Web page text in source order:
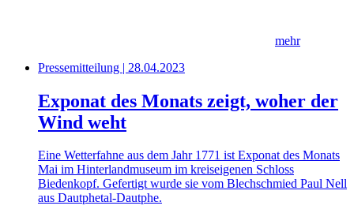
mehr
Pressemitteilung | 28.04.2023
Exponat des Monats zeigt, woher der
Wind weht
Eine Wetterfahne aus dem Jahr 1771 ist Exponat des Monats
Mai im Hinterlandmuseum im kreiseigenen Schloss
Biedenkopf. Gefertigt wurde sie vom Blechschmied Paul Nell
aus Dautphetal-Dautphe.